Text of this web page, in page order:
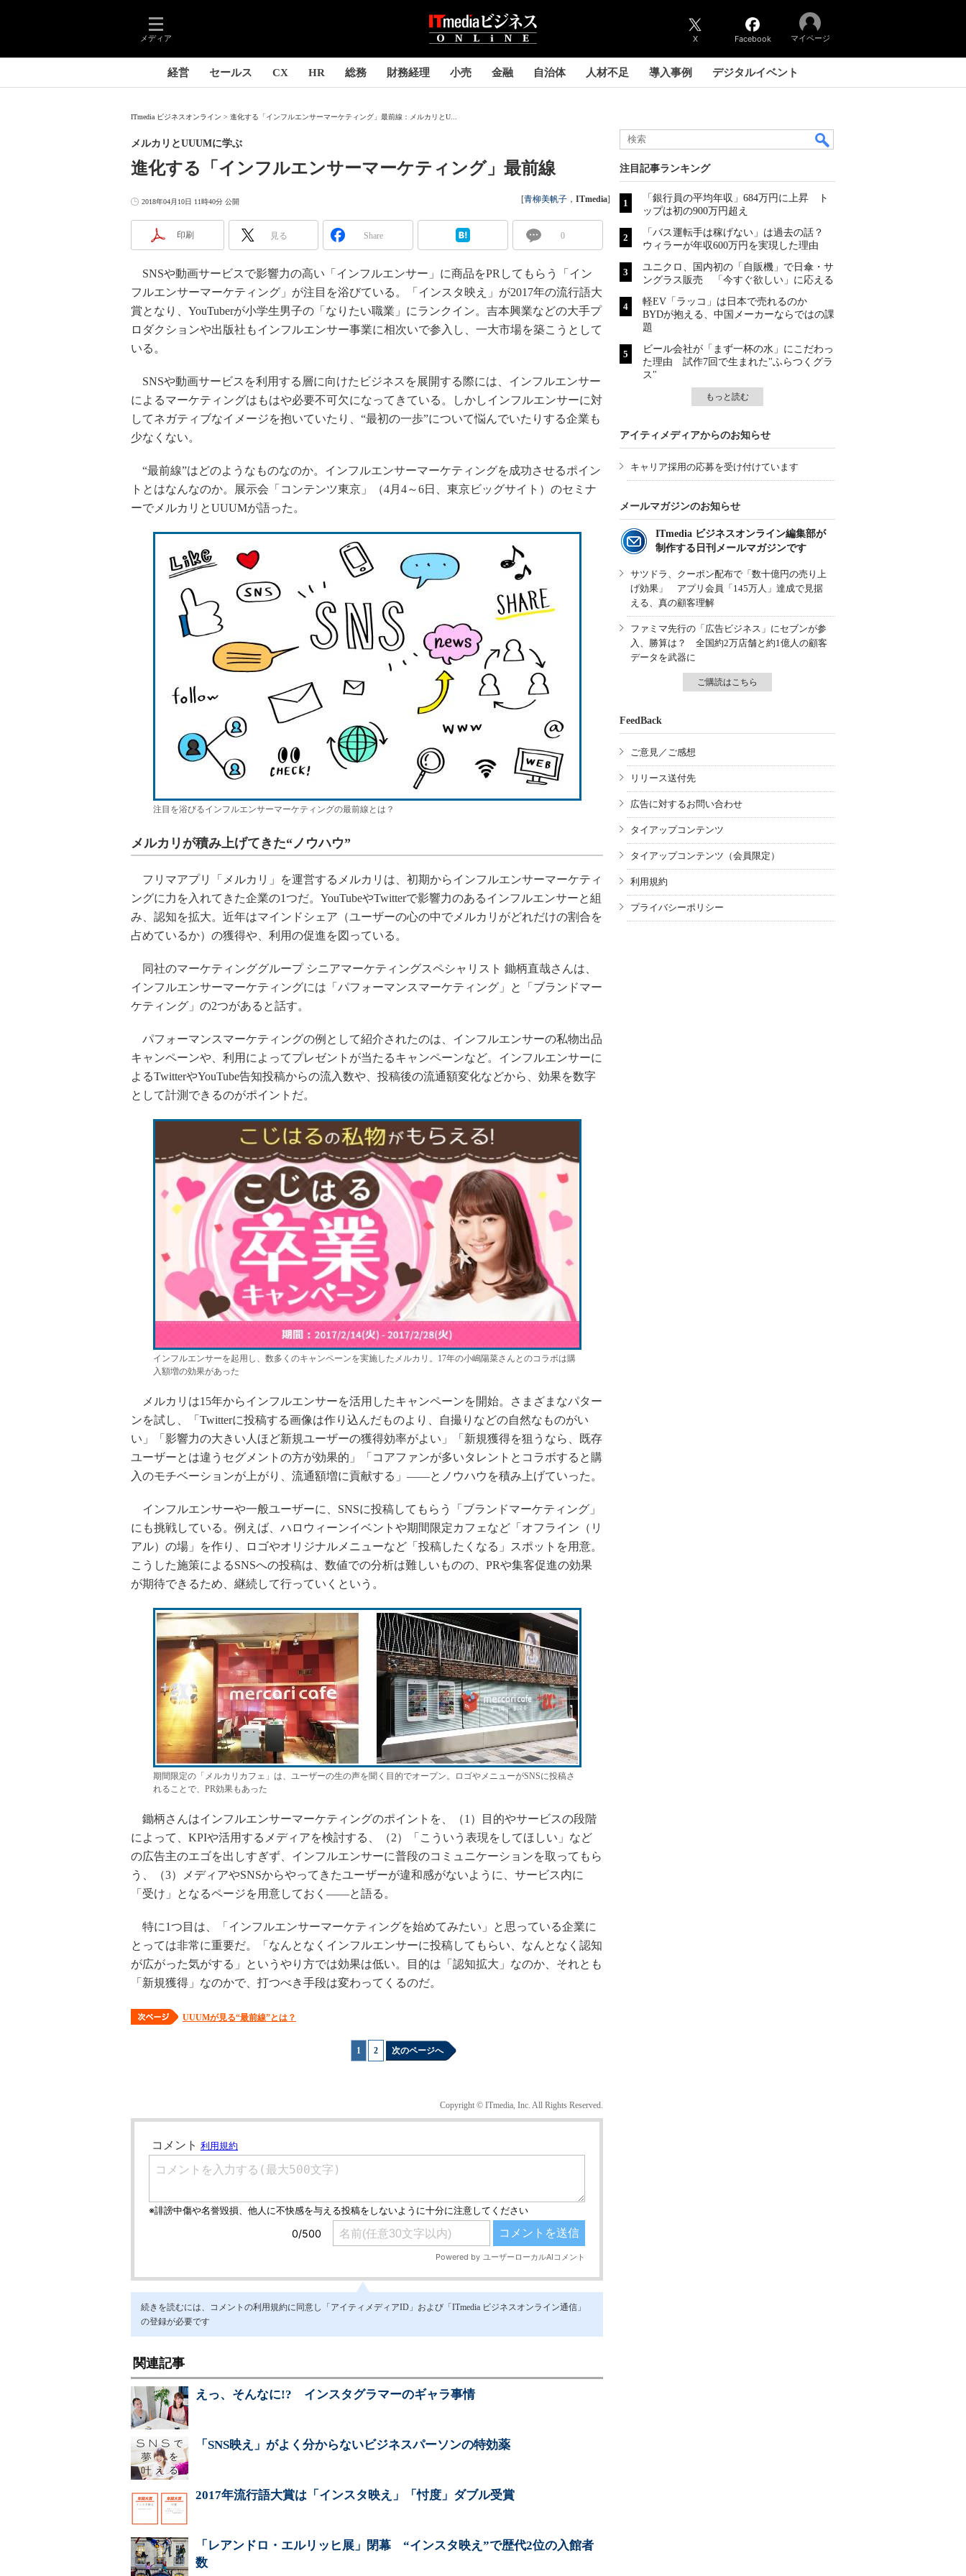
メディア X Facebook マイページ
経営 セールス CX HR 総務 財務経理 小売 金融 自治体 人材不足 導入事例 デジタルイベント
ITmedia ビジネスオンライン 進化する「インフルエンサーマーケティング」最前線：メルカリとU...
進化する「インフルエンサーマーケティング」最前線
メルカリとUUUMに学ぶ
2018年04月10日 11時40分 公開 [青柳美帆子 ， ITmedia]
印刷 見る Share 0
SNSや動画サービスで影響力の高い「インフルエンサー」に商品をPRしてもらう「イン
フルエンサーマーケティング」が注目を浴びている。「インスタ映え」が2017年の流行語大
賞となり、YouTuberが小学生男子の「なりたい職業」にランクイン。吉本興業などの大手プ
ロダクションや出版社もインフルエンサー事業に相次いで参入し、一大市場を築こうとして
いる。
SNSや動画サービスを利用する層に向けたビジネスを展開する際には、インフルエンサー
によるマーケティングはもはや必要不可欠になってきている。しかしインフルエンサーに対
してネガティブなイメージを抱いていたり、“最初の一歩”について悩んでいたりする企業も
少なくない。
“最前線”はどのようなものなのか。インフルエンサーマーケティングを成功させるポイン
トとはなんなのか。展示会「コンテンツ東京」（4月4～6日、東京ビッグサイト）のセミナ
ーでメルカリとUUUMが語った。
注目を浴びるインフルエンサーマーケティングの最前線とは？
メルカリが積み上げてきた“ノウハウ”
フリマアプリ「メルカリ」を運営するメルカリは、初期からインフルエンサーマーケティ
ングに力を入れてきた企業の1つだ。YouTubeやTwitterで影響力のあるインフルエンサーと組
み、認知を拡大。近年はマインドシェア（ユーザーの心の中でメルカリがどれだけの割合を
占めているか）の獲得や、利用の促進を図っている。
同社のマーケティンググループ シニアマーケティングスペシャリスト 鋤柄直哉さんは、
インフルエンサーマーケティングには「パフォーマンスマーケティング」と「ブランドマー
ケティング」の2つがあると話す。
パフォーマンスマーケティングの例として紹介されたのは、インフルエンサーの私物出品
キャンペーンや、利用によってプレゼントが当たるキャンペーンなど。インフルエンサーに
よるTwitterやYouTube告知投稿からの流入数や、投稿後の流通額変化などから、効果を数字
として計測できるのがポイントだ。
インフルエンサーを起用し、数多くのキャンペーンを実施したメルカリ。17年の小嶋陽菜さんとのコラボは購
入額増の効果があった
メルカリは15年からインフルエンサーを活用したキャンペーンを開始。さまざまなパター
ンを試し、「Twitterに投稿する画像は作り込んだものより、自撮りなどの自然なものがい
い」「影響力の大きい人ほど新規ユーザーの獲得効率がよい」「新規獲得を狙うなら、既存
ユーザーとは違うセグメントの方が効果的」「コアファンが多いタレントとコラボすると購
入のモチベーションが上がり、流通額増に貢献する」――とノウハウを積み上げていった。
インフルエンサーや一般ユーザーに、SNSに投稿してもらう「ブランドマーケティング」
にも挑戦している。例えば、ハロウィーンイベントや期間限定カフェなど「オフライン（リ
アル）の場」を作り、ロゴやオリジナルメニューなど「投稿したくなる」スポットを用意。
こうした施策によるSNSへの投稿は、数値での分析は難しいものの、PRや集客促進の効果
が期待できるため、継続して行っていくという。
期間限定の「メルカリカフェ」は、ユーザーの生の声を聞く目的でオープン。ロゴやメニューがSNSに投稿さ
れることで、PR効果もあった
鋤柄さんはインフルエンサーマーケティングのポイントを、（1）目的やサービスの段階
によって、KPIや活用するメディアを検討する、（2）「こういう表現をしてほしい」など
の広告主のエゴを出しすぎず、インフルエンサーに普段のコミュニケーションを取ってもら
う、（3）メディアやSNSからやってきたユーザーが違和感がないように、サービス内に
「受け」となるページを用意しておく――と語る。
特に1つ目は、「インフルエンサーマーケティングを始めてみたい」と思っている企業に
とっては非常に重要だ。「なんとなくインフルエンサーに投稿してもらい、なんとなく認知
が広がった気がする」というやり方では効果は低い。目的は「認知拡大」なのか、それとも
「新規獲得」なのかで、打つべき手段は変わってくるのだ。
UUUMが見る“最前線”とは？
1 2 次のページへ
Copyright © ITmedia, Inc. All Rights Reserved.
続きを読むには、コメントの利用規約に同意し「アイティメディアID」および「ITmedia ビジネスオンライン通信」
の登録が必要です
関連記事
えっ、そんなに!? インスタグラマーのギャラ事情
「SNS映え」がよく分からないビジネスパーソンの特効薬
2017年流行語大賞は「インスタ映え」「忖度」ダブル受賞
「レアンドロ・エルリッヒ展」閉幕 “インスタ映え”で歴代2位の入館者
数
注目記事ランキング
「銀行員の平均年収」684万円に上昇 ト
ップは初の900万円超え
「バス運転手は稼げない」は過去の話？
ウィラーが年収600万円を実現した理由
ユニクロ、国内初の「自販機」で日傘・サ
ングラス販売 「今すぐ欲しい」に応える
軽EV「ラッコ」は日本で売れるのか
BYDが抱える、中国メーカーならではの課
題
ビール会社が「まず一杯の水」にこだわっ
た理由 試作7回で生まれた"ふらつくグラ
ス"
もっと読む
アイティメディアからのお知らせ
キャリア採用の応募を受け付けています
メールマガジンのお知らせ
ITmedia ビジネスオンライン編集部が
制作する日刊メールマガジンです
サツドラ、クーポン配布で「数十億円の売り上
げ効果」 アプリ会員「145万人」達成で見据
える、真の顧客理解
ファミマ先行の「広告ビジネス」にセブンが参
入、勝算は？ 全国約2万店舗と約1億人の顧客
データを武器に
ご購読はこちら
FeedBack
ご意見／ご感想
リリース送付先
広告に対するお問い合わせ
タイアップコンテンツ
タイアップコンテンツ（会員限定）
利用規約
プライバシーポリシー